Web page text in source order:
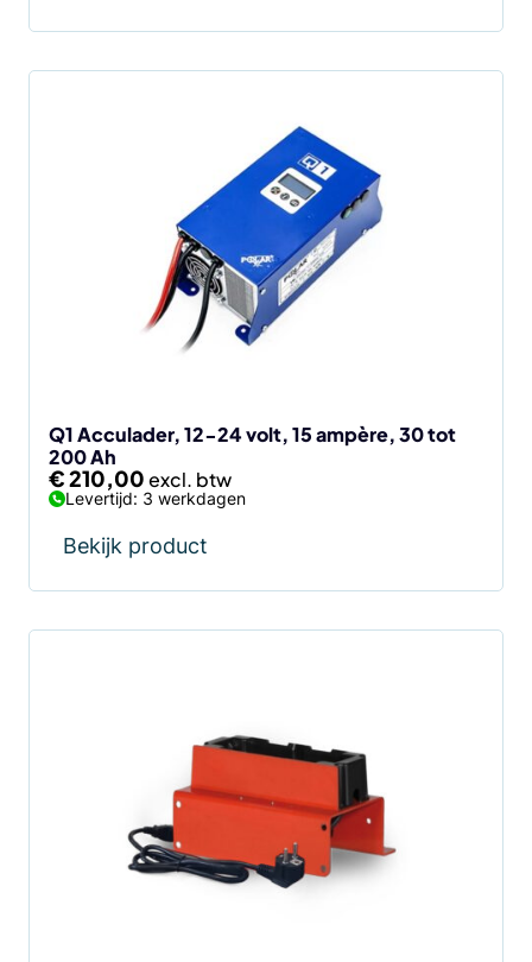
Q1 Acculader, 12-24 volt, 15 ampère, 30 tot
200 Ah
€210,00
Levertijd: 3 werkdagen
Bekijk product